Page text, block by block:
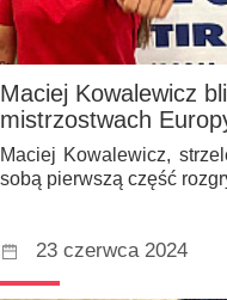
Maciej Kowalewicz
mistrzostwach
Maciej Kowalewicz,
sobą pierwszą część
23 czerwca 2024